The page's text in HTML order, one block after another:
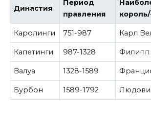
Династия
Период
правления
Каролинги 751-987 Карл
Капетинги 987-1328 Филипп
Валуа 1328-1589
Бурбон 1589-1792